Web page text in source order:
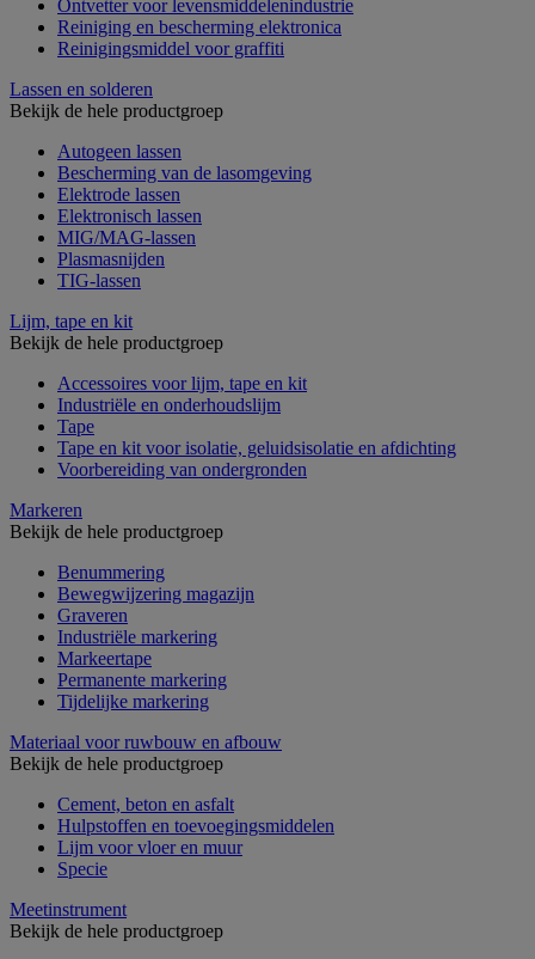
Ontvetter voor levensmiddelenindustrie
Reiniging en bescherming elektronica
Reinigingsmiddel voor graffiti
Lassen en solderen
Bekijk de hele productgroep
Autogeen lassen
Bescherming van de lasomgeving
Elektrode lassen
Elektronisch lassen
MIG/MAG-lassen
Plasmasnijden
TIG-lassen
Lijm, tape en kit
Bekijk de hele productgroep
Accessoires voor lijm, tape en kit
Industriële en onderhoudslijm
Tape
Tape en kit voor isolatie, geluidsisolatie en afdichting
Voorbereiding van ondergronden
Markeren
Bekijk de hele productgroep
Benummering
Bewegwijzering magazijn
Graveren
Industriële markering
Markeertape
Permanente markering
Tijdelijke markering
Materiaal voor ruwbouw en afbouw
Bekijk de hele productgroep
Cement, beton en asfalt
Hulpstoffen en toevoegingsmiddelen
Lijm voor vloer en muur
Specie
Meetinstrument
Bekijk de hele productgroep